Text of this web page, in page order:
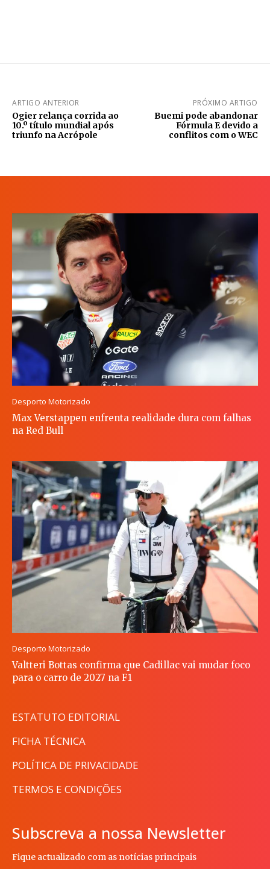
ARTIGO ANTERIOR
Ogier relança corrida ao
10.º título mundial após
triunfo na Acrópole
PRÓXIMO ARTIGO
Buemi pode abandonar
Fórmula E devido a
conflitos com o WEC
Desporto Motorizado
Max Verstappen enfrenta realidade dura com falhas
na Red Bull
Desporto Motorizado
Valtteri Bottas confirma que Cadillac vai mudar foco
para o carro de 2027 na F1
ESTATUTO EDITORIAL
FICHA TÉCNICA
POLÍTICA DE PRIVACIDADE
TERMOS E CONDIÇÕES
Subscreva a nossa Newsletter
Fique actualizado com as notícias principais